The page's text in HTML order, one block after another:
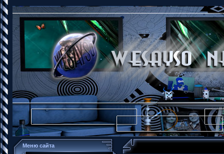
Меню сайта